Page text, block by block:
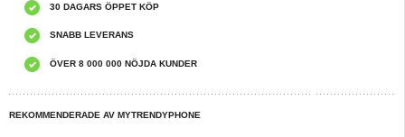
30 DAGARS ÖPPET KÖP
SNABB LEVERANS
ÖVER 8 000 000 NÖJDA KUNDER
REKOMMENDERADE AV MYTRENDYPHONE